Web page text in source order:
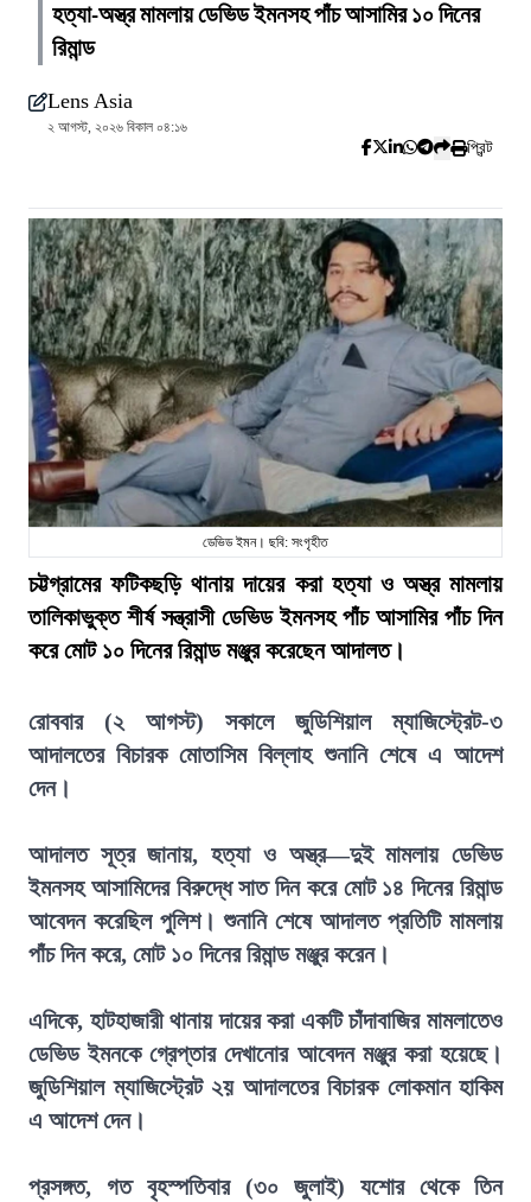
হত্যা-অস্ত্র মামলায় ডেভিড ইমনসহ পাঁচ আসামির ১০ দিনের
রিমান্ড
Lens Asia
২ আগস্ট, ২০২৬ বিকাল ০৪:১৬
প্রিন্ট
ডেভিড ইমন। ছবি: সংগৃহীত
চট্টগ্রামের ফটিকছড়ি থানায় দায়ের করা হত্যা ও অস্ত্র মামলায়
তালিকাভুক্ত শীর্ষ সন্ত্রাসী ডেভিড ইমনসহ পাঁচ আসামির পাঁচ দিন
করে মোট ১০ দিনের রিমান্ড মঞ্জুর করেছেন আদালত।
রোববার (২ আগস্ট) সকালে জুডিশিয়াল ম্যাজিস্ট্রেট-৩
আদালতের বিচারক মোতাসিম বিল্লাহ শুনানি শেষে এ আদেশ
দেন।
আদালত সূত্র জানায়, হত্যা ও অস্ত্র—দুই মামলায় ডেভিড
ইমনসহ আসামিদের বিরুদ্ধে সাত দিন করে মোট ১৪ দিনের রিমান্ড
আবেদন করেছিল পুলিশ। শুনানি শেষে আদালত প্রতিটি মামলায়
পাঁচ দিন করে, মোট ১০ দিনের রিমান্ড মঞ্জুর করেন।
এদিকে, হাটহাজারী থানায় দায়ের করা একটি চাঁদাবাজির মামলাতেও
ডেভিড ইমনকে গ্রেপ্তার দেখানোর আবেদন মঞ্জুর করা হয়েছে।
জুডিশিয়াল ম্যাজিস্ট্রেট ২য় আদালতের বিচারক লোকমান হাকিম
এ আদেশ দেন।
প্রসঙ্গত, গত বৃহস্পতিবার (৩০ জুলাই) যশোর থেকে তিন